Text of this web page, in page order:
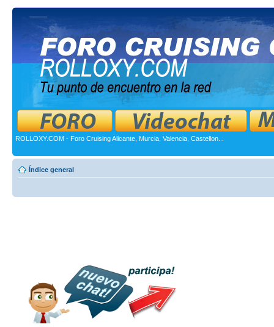
ROLLOXY.COM - Foro Cruising Alicante, Murcia, Valencia, Castellon...
Índice general